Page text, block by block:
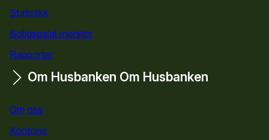
Statistikk
Boligsosial monitor
Rapporter
Om Husbanken Om Husbanken
Om oss
Kontorer